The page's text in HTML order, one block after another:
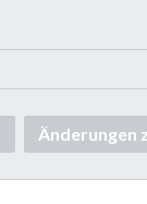
Änderungen